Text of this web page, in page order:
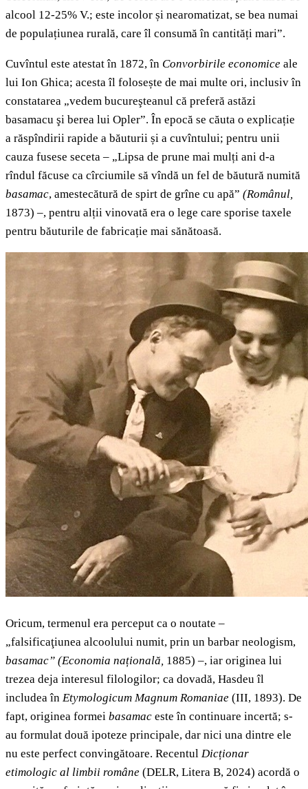
alcool 12-25% V.; este incolor și nearomatizat, se bea numai
de populațiunea rurală, care îl consumă în cantități mari”.
Cuvîntul este atestat în 1872, în Convorbirile economice ale
lui Ion Ghica; acesta îl folosește de mai multe ori, inclusiv în
constatarea „vedem bucureşteanul că preferă astăzi
basamacu şi berea lui Opler”. În epocă se căuta o explicație
a răspîndirii rapide a băuturii și a cuvîntului; pentru unii
cauza fusese seceta – „Lipsa de prune mai mulți ani d-a
rîndul făcuse ca cîrciumile să vîndă un fel de băutură numită
basamac, amestecătură de spirt de grîne cu apă” (Românul,
1873) –, pentru alții vinovată era o lege care sporise taxele
pentru băuturile de fabricație mai sănătoasă.
Oricum, termenul era perceput ca o noutate –
„falsificaţiunea alcoolului numit, prin un barbar neologism,
basamac” (Economia națională, 1885) –, iar originea lui
trezea deja interesul filologilor; ca dovadă, Hasdeu îl
includea în Etymologicum Magnum Romaniae (III, 1893). De
fapt, originea formei basamac este în continuare incertă; s-
au formulat două ipoteze principale, dar nici una dintre ele
nu este perfect convingătoare. Recentul Dicționar
etimologic al limbii române (DELR, Litera B, 2024) acordă o